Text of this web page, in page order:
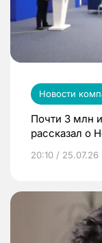
Новости
Почти 3 млн
рассказал о
20:10 / 25.07.26